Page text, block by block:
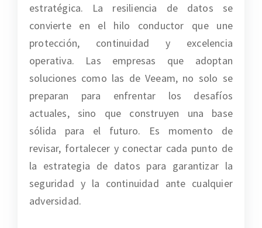
estratégica. La resiliencia de datos se
convierte en el hilo conductor que une
protección, continuidad y excelencia
operativa. Las empresas que adoptan
soluciones como las deVeeam, no solo se
preparan para enfrentar los desafíos
actuales, sino que construyen una base
sólida para el futuro. Es momento de
revisar, fortalecer y conectar cada punto de
la estrategia de datos para garantizar la
seguridad y la continuidad ante cualquier
adversidad.